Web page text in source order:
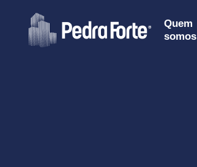
Quem
somos